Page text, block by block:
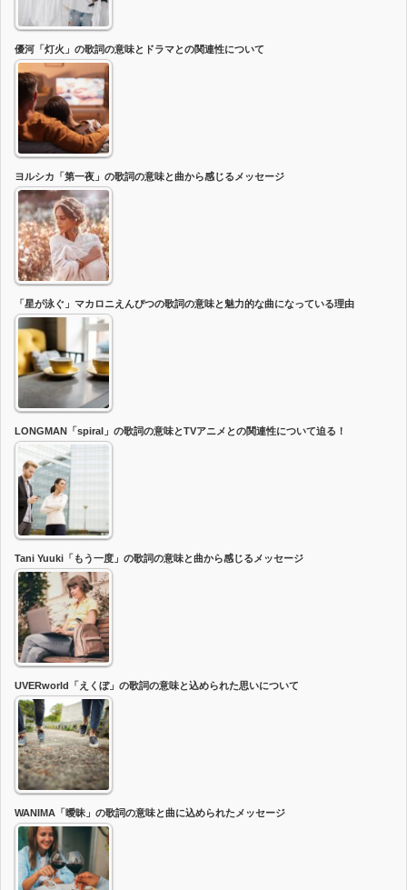
優河「灯火」の歌詞の意味とドラマとの関連性について
ヨルシカ「第一夜」の歌詞の意味と曲から感じるメッセージ
「星が泳ぐ」マカロニえんぴつの歌詞の意味と魅力的な曲になっている理由
LONGMAN「spiral」の歌詞の意味とTVアニメとの関連性について迫る！
Tani Yuuki「もう一度」の歌詞の意味と曲から感じるメッセージ
UVERworld「えくぼ」の歌詞の意味と込められた思いについて
WANIMA「曖昧」の歌詞の意味と曲に込められたメッセージ